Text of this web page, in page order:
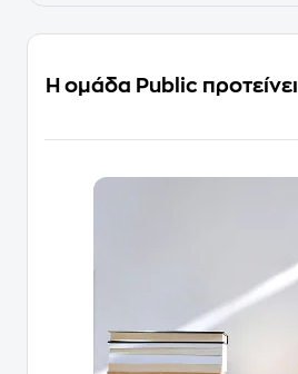
Η ομάδα Public προτείνει